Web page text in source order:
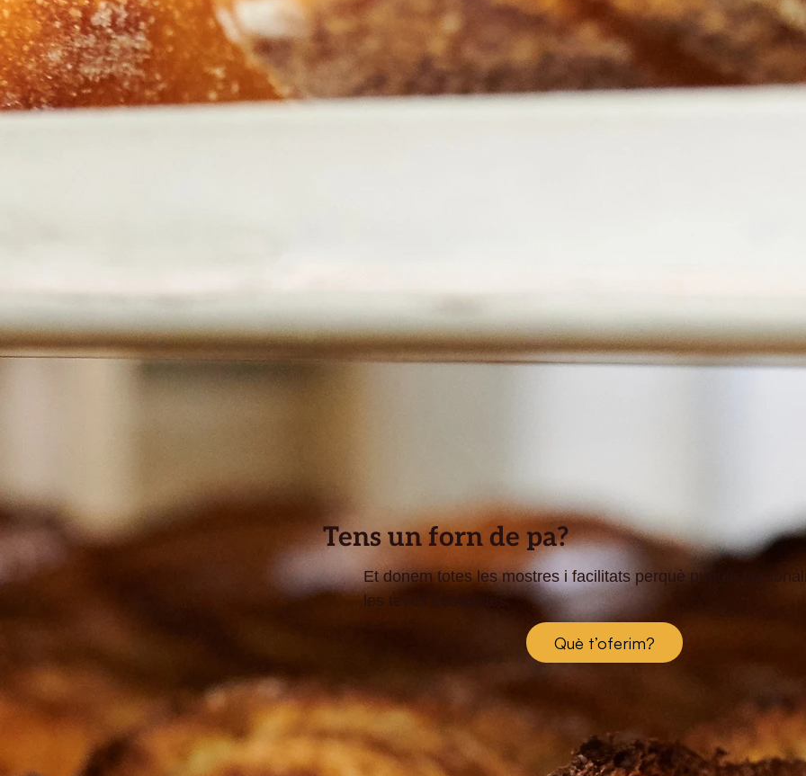
Tens un forn de pa?
Et donem totes les mostres i facilitats perquè puguis
les teves comandes.
Què t’oferim?